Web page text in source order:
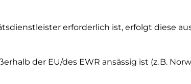
erforderlich ist, erfolgt diese
der EU/des EWR ansässig ist (z. B.